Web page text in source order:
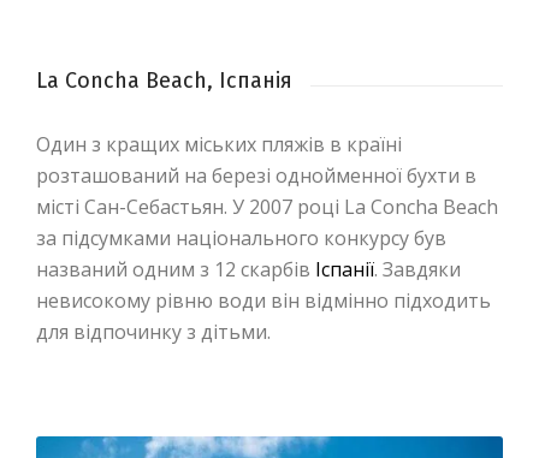
La Concha Beach, Іспанія
Один з кращих міських пляжів в країні
розташований на березі однойменної бухти в
місті Сан-Себастьян. У 2007 році La Concha Beach
за підсумками національного конкурсу був
названий одним з 12 скарбів Іспанії. Завдяки
невисокому рівню води він відмінно підходить
для відпочинку з дітьми.